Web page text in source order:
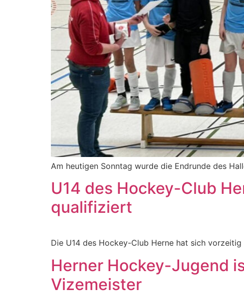
Am heutigen Sonntag wurde die Endrunde des
U14 des Hockey-Club
qualifiziert
Die U14 des Hockey-Club Herne hat sich
Herner Hockey-Jugend
Vizemeister